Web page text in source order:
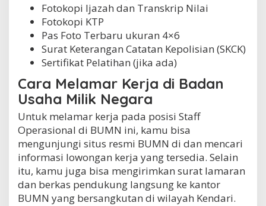
Fotokopi Ijazah dan Transkrip Nilai
Fotokopi KTP
Pas Foto Terbaru ukuran 4×6
Surat Keterangan Catatan Kepolisian (SKCK)
Sertifikat Pelatihan (jika ada)
Cara Melamar Kerja di Badan
Usaha Milik Negara
Untuk melamar kerja pada posisi Staff
Operasional di BUMN ini, kamu bisa
mengunjungi situs resmi BUMN di dan mencari
informasi lowongan kerja yang tersedia. Selain
itu, kamu juga bisa mengirimkan surat lamaran
dan berkas pendukung langsung ke kantor
BUMN yang bersangkutan di wilayah Kendari.